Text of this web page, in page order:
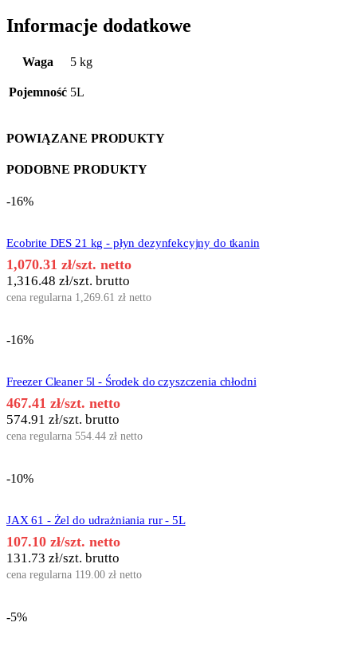
Informacje dodatkowe
Waga 5 kg
Pojemność 5L
POWIĄZANE PRODUKTY
PODOBNE PRODUKTY
-16%
Ecobrite DES 21 kg - płyn dezynfekcyjny do tkanin
1,070.31 zł/szt. netto
1,316.48 zł/szt. brutto
cena regularna 1,269.61 zł netto
-16%
Freezer Cleaner 5l - Środek do czyszczenia chłodni
467.41 zł/szt. netto
574.91 zł/szt. brutto
cena regularna 554.44 zł netto
-10%
JAX 61 - Żel do udrażniania rur - 5L
107.10 zł/szt. netto
131.73 zł/szt. brutto
cena regularna 119.00 zł netto
-5%